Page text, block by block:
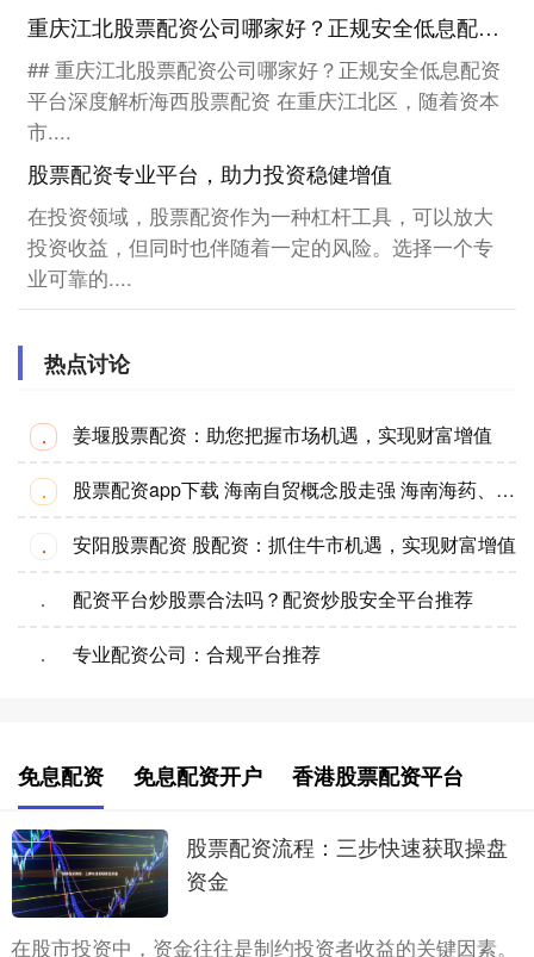
重庆江北股票配资公司哪家好？正规安全低息配资平台
## 重庆江北股票配资公司哪家好？正规安全低息配资
平台深度解析海西股票配资 在重庆江北区，随着资本
市....
股票配资专业平台，助力投资稳健增值
在投资领域，股票配资作为一种杠杆工具，可以放大
投资收益，但同时也伴随着一定的风险。选择一个专
业可靠的....
热点讨论
· 姜堰股票配资：助您把握市场机遇，实现财富增值
· 股票配资app下载 海南自贸概念股走强 海南海药、海南发展等涨停
· 安阳股票配资 股配资：抓住牛市机遇，实现财富增值
· 配资平台炒股票合法吗？配资炒股安全平台推荐
· 专业配资公司：合规平台推荐
免息配资 免息配资开户 香港股票配资平台
股票配资流程：三步快速获取操盘
资金
在股市投资中，资金往往是制约投资者收益的关键因素。